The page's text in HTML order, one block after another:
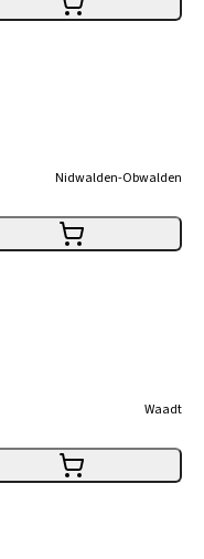
Nidwalden-Obwalden
Waadt